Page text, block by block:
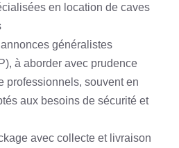
en location de caves
généralistes
à aborder avec prudence
professionnels, souvent en
aux besoins de sécurité et
avec collecte et livraison